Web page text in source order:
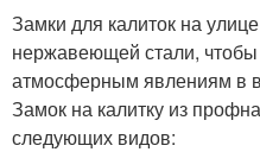
Замки для калиток на
нержавеющей стали, чтобы
атмосферным явлениям в
Замок на калитку из
следующих видов: